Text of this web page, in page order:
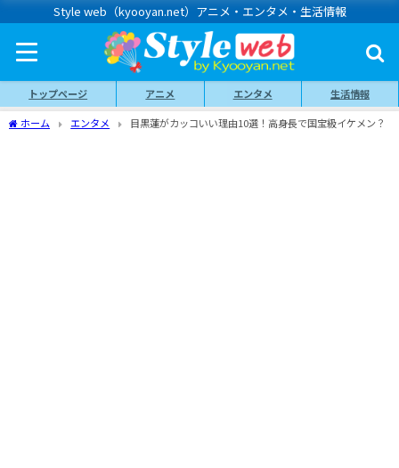
Style web（kyooyan.net）アニメ・エンタメ・生活情報
トップページ アニメ エンタメ 生活情報
ホーム エンタメ 目黒蓮がカッコいい理由10選！高身長で国宝級イケメン？